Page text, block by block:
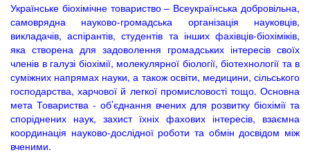
Українське біохімічне товариство – Всеукраїнська добровільна,
самоврядна науково-громадська організація науковців,
викладачів, аспірантів, студентів та інших фахівців-біохіміків,
яка створена для задоволення громадських інтересів своїх
членів в галузі біохімії, молекулярної біології, біотехнології та в
суміжних напрямах науки, а також освіти, медицини, сільського
господарства, харчової й легкої промисловості тощо. Основна
мета Товариства - об’єднання вчених для розвитку біохімії та
споріднених наук, захист їхніх фахових інтересів, взаємна
координація науково-дослідної роботи та обмін досвідом між
вченими.